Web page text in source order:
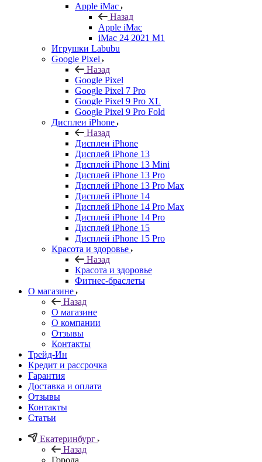
Apple iMac
Назад
Apple iMac
iMac 24 2021 M1
Игрушки Labubu
Google Pixel
Назад
Google Pixel
Google Pixel 7 Pro
Google Pixel 9 Pro XL
Google Pixel 9 Pro Fold
Дисплеи iPhone
Назад
Дисплеи iPhone
Дисплей iPhone 13
Дисплей iPhone 13 Mini
Дисплей iPhone 13 Pro
Дисплей iPhone 13 Pro Max
Дисплей iPhone 14
Дисплей iPhone 14 Pro Max
Дисплей iPhone 14 Pro
Дисплей iPhone 15
Дисплей iPhone 15 Pro
Красота и здоровье
Назад
Красота и здоровье
Фитнес-браслеты
О магазине
Назад
О магазине
О компании
Отзывы
Контакты
Трейд-Ин
Кредит и рассрочка
Гарантия
Доставка и оплата
Отзывы
Контакты
Статьи
Екатеринбург
Назад
Города